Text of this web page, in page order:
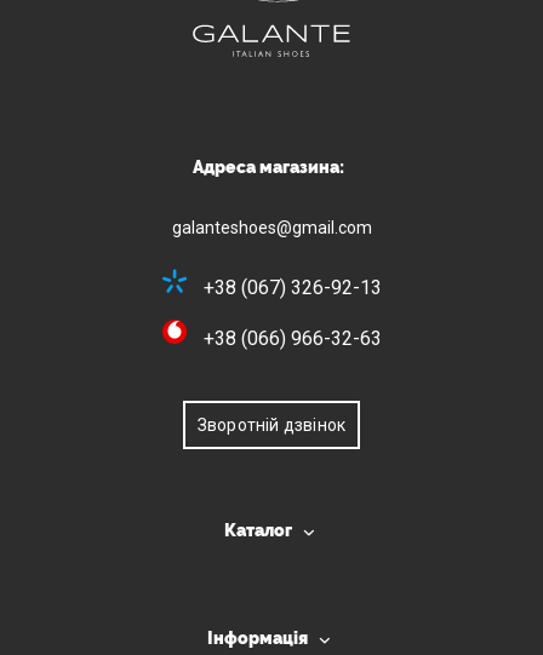
Адреса магазина:
galanteshoes@gmail.com
+38 (067) 326-92-13
+38 (066) 966-32-63
Зворотній дзвінок
Каталог
Інформація